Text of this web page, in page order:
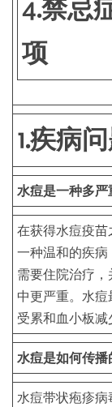
4.禁忌
项
1.疾病
水痘是一种多严
在获得水痘疫
一种温和的疾
需要住院治疗
中更严重。水
受累和血小板减
水痘是如何传播
水痘带状疱疹